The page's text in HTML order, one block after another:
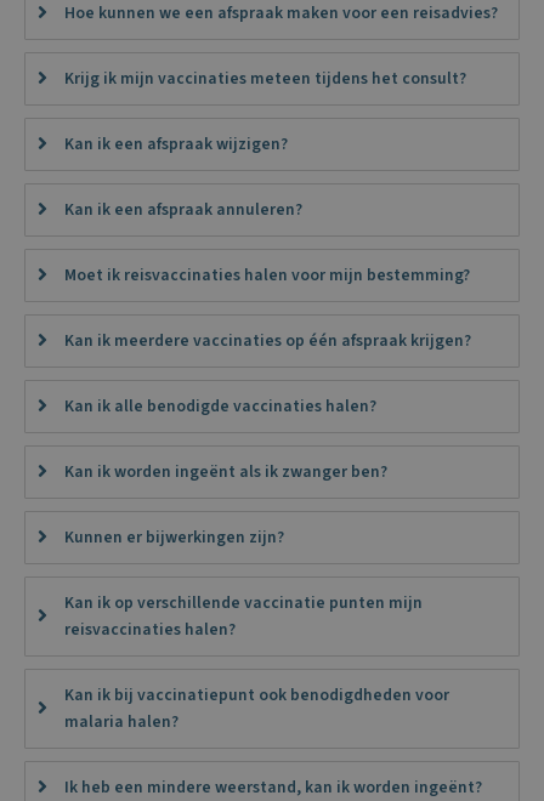
Hoe kunnen we een afspraak maken voor een reisadvies?
Krijg ik mijn vaccinaties meteen tijdens het consult?
Kan ik een afspraak wijzigen?
Kan ik een afspraak annuleren?
Moet ik reisvaccinaties halen voor mijn bestemming?
Kan ik meerdere vaccinaties op één afspraak krijgen?
Kan ik alle benodigde vaccinaties halen?
Kan ik worden ingeënt als ik zwanger ben?
Kunnen er bijwerkingen zijn?
Kan ik op verschillende vaccinatie punten mijn
reisvaccinaties halen?
Kan ik bij vaccinatiepunt ook benodigdheden voor
malaria halen?
Ik heb een mindere weerstand, kan ik worden ingeënt?